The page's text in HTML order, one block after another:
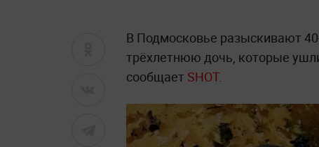
В Подмосковье разыскивают
трёхлетнюю дочь, которые
сообщает SHOT.